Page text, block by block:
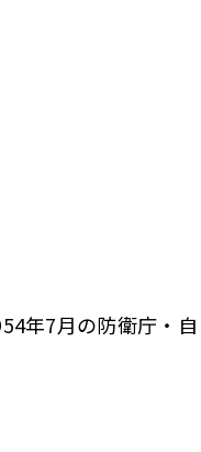
年7月の防衛庁・自